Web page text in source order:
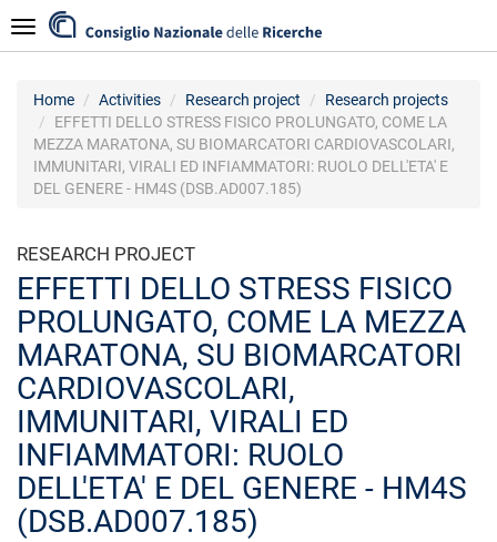
to
main
Navigazione
Home Activities Research project
Research projects
EFFETTI DELLO STRESS FISICO PROLUNGATO, COME LA
MEZZA MARATONA, SU BIOMARCATORI CARDIOVASCOLARI,
IMMUNITARI, VIRALI ED INFIAMMATORI: RUOLO DELL'ETA' E
DEL GENERE - HM4S (DSB.AD007.185)
RESEARCH PROJECT
EFFETTI DELLO STRESS FISICO
PROLUNGATO, COME LA MEZZA
MARATONA, SU BIOMARCATORI
CARDIOVASCOLARI,
IMMUNITARI, VIRALI ED
INFIAMMATORI: RUOLO
DELL'ETA' E DEL GENERE - HM4S
(DSB.AD007.185)